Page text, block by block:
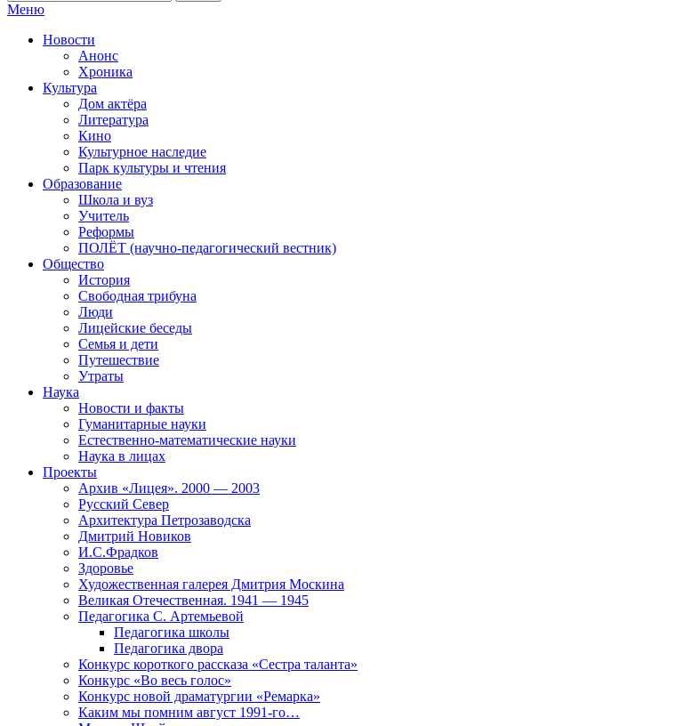
Меню
Новости
Анонс
Хроника
Культура
Дом актёра
Литература
Кино
Культурное наследие
Парк культуры и чтения
Образование
Школа и вуз
Учитель
Реформы
ПОЛЁТ (научно-педагогический вестник)
Общество
История
Свободная трибуна
Люди
Лицейские беседы
Семья и дети
Путешествие
Утраты
Наука
Новости и факты
Гуманитарные науки
Естественно-математические науки
Наука в лицах
Проекты
Архив «Лицея». 2000 — 2003
Русский Север
Архитектура Петрозаводска
Дмитрий Новиков
И.С.Фрадков
Здоровье
Художественная галерея Дмитрия Москина
Великая Отечественная. 1941 — 1945
Педагогика С. Артемьевой
Педагогика школы
Педагогика двора
Конкурс короткого рассказа «Сестра таланта»
Конкурс «Во весь голос»
Конкурс новой драматургии «Ремарка»
Каким мы помним август 1991-го…